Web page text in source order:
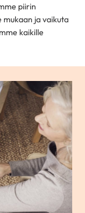
piirin
ja vaikuta
kaikille